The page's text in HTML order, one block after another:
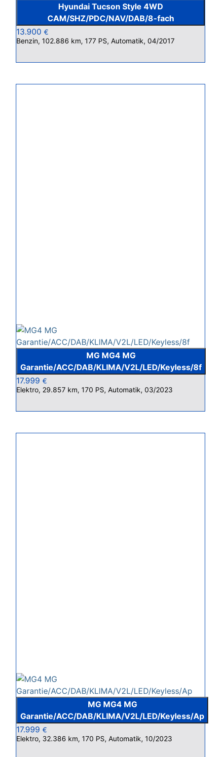
Hyundai Tucson Style 4WD
CAM/SHZ/PDC/NAV/DAB/8-fach
13.900 €
Benzin, 102.886 km, 177 PS, Automatik, 04/2017
MG MG4 MG
Garantie/ACC/DAB/KLIMA/V2L/LED/Keyless/8f
17.999 €
Elektro, 29.857 km, 170 PS, Automatik, 03/2023
MG MG4 MG
Garantie/ACC/DAB/KLIMA/V2L/LED/Keyless/Ap
17.999 €
Elektro, 32.386 km, 170 PS, Automatik, 10/2023